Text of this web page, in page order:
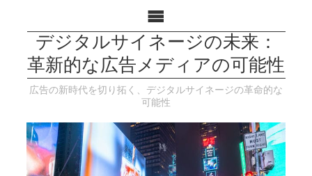
デジタルサイネージの未来：
革新的な広告メディアの可能性
広告の新時代を切り拓く、デジタルサイネージの革命的な
可能性